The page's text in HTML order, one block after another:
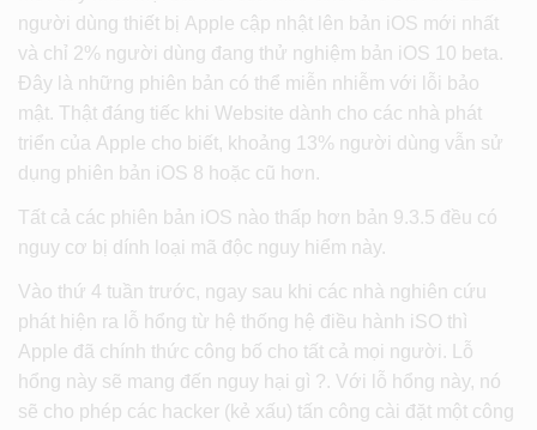
người dùng thiết bị Apple cập nhật lên bản iOS mới nhất
và chỉ 2% người dùng đang thử nghiệm bản iOS 10 beta.
Đây là những phiên bản có thể miễn nhiễm với lỗi bảo
mật. Thật đáng tiếc khi Website dành cho các nhà phát
triển của Apple cho biết, khoảng 13% người dùng vẫn sử
dụng phiên bản iOS 8 hoặc cũ hơn.
Tất cả các phiên bản iOS nào thấp hơn bản 9.3.5 đều có
nguy cơ bị dính loại mã độc nguy hiểm này.
Vào thứ 4 tuần trước, ngay sau khi các nhà nghiên cứu
phát hiện ra lỗ hổng từ hệ thống hệ điều hành iSO thì
Apple đã chính thức công bố cho tất cả mọi người. Lỗ
hổng này sẽ mang đến nguy hại gì ?. Với lỗ hổng này, nó
sẽ cho phép các hacker (kẻ xấu) tấn công cài đặt một công